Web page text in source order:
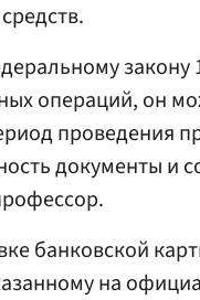
операций, он
проведения
документы и
банковской
на